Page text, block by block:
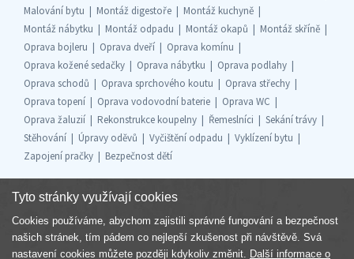
Malování bytu
Montáž digestoře
Montáž kuchyně
Montáž nábytku
Montáž odpadu Montáž okapů
Montáž skříně
Oprava bojleru
Oprava dveří
Oprava komínu
Oprava kožené sedačky
Oprava nábytku
Oprava podlahy
Oprava schodů
Oprava sprchového koutu
Oprava střechy
Oprava topení
Oprava vodovodní baterie
Oprava WC
Oprava žaluzií
Rekonstrukce koupelny Řemeslníci
Sekání trávy
Stěhování
Úpravy oděvů Vyčištění odpadu
Vyklízení bytu
Zapojení pračky
Bezpečnost dětí
Součást skupiny
Tyto stránky využívají cookies
Cookies používáme, abychom zajistili správné fungování a bezpečnost
našich stránek, tím pádem co nejlepší zkušenost při návštěvě. Svá
nastavení cookies můžete později kdykoliv změnit. Další informace o